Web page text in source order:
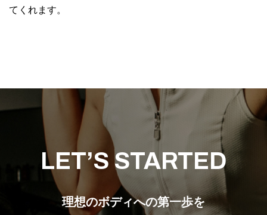
てくれます。
LET’S STARTED
理想のボディへの第一歩を